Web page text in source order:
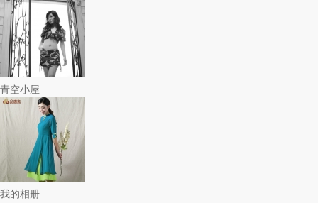
青空小屋
我的相册